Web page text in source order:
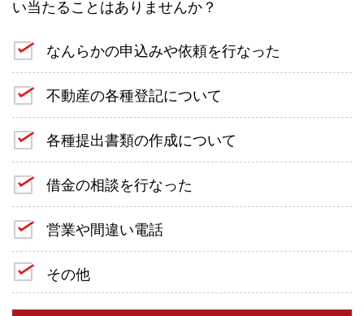
い当たることはありませんか？
なんらかの申込みや依頼を行なった
不動産の各種登記について
各種提出書類の作成について
借金の相談を行なった
営業や間違い電話
その他